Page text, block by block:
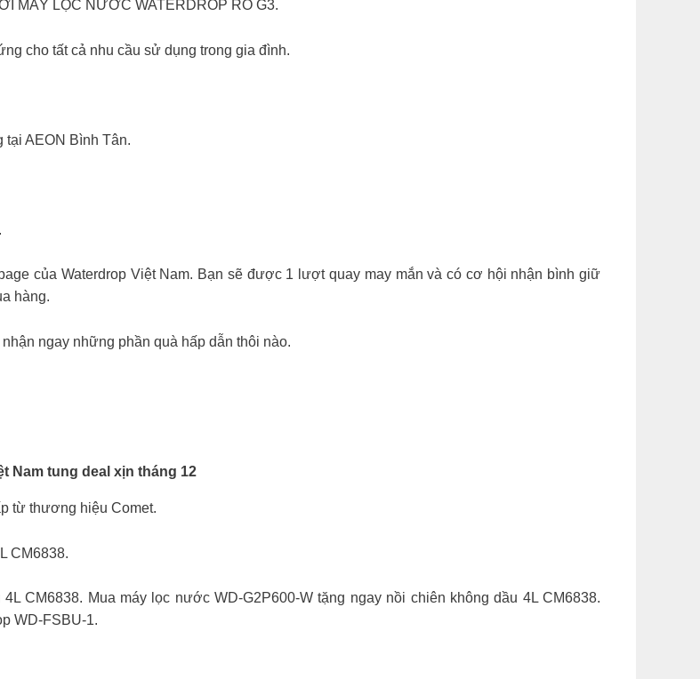
MÁY LỌC NƯỚC WATERDROP RO G3.
cho tất cả nhu cầu sử dụng trong gia đình.
tại AEON Bình Tân.
của Waterdrop Việt Nam. Bạn sẽ được 1 lượt quay may mắn và có cơ hội nhận bình giữ
hàng.
ngay những phần quà hấp dẫn thôi nào.
Nam tung deal xịn tháng 12
từ thương hiệu Comet.
CM6838.
CM6838. Mua máy lọc nước WD-G2P600-W tặng ngay nồi chiên không dầu 4L CM6838.
WD-FSBU-1.